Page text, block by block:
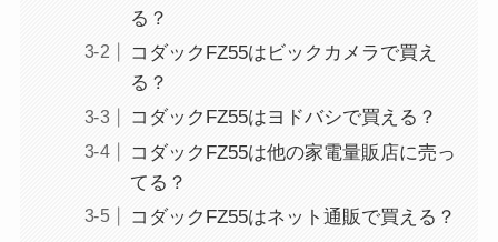
る？
コダックFZ55はビックカメラで買え
る？
コダックFZ55はヨドバシで買える？
コダックFZ55は他の家電量販店に売っ
てる？
コダックFZ55はネット通販で買える？